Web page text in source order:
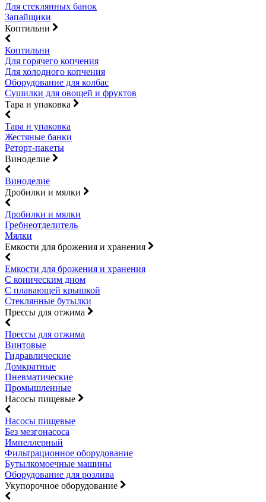
Для стеклянных банок
Запайщики
Коптильни
Коптильни
Для горячего копчения
Для холодного копчения
Оборудование для колбас
Сушилки для овощей и фруктов
Тара и упаковка
Тара и упаковка
Жестяные банки
Реторт-пакеты
Виноделие
Виноделие
Дробилки и мялки
Дробилки и мялки
Гребнеотделитель
Мялки
Емкости для брожения и хранения
Емкости для брожения и хранения
С коническим дном
С плавающей крышкой
Стеклянные бутылки
Прессы для отжима
Прессы для отжима
Винтовые
Гидравлические
Домкратные
Пневматические
Промышленные
Насосы пищевые
Насосы пищевые
Без мезгонасоса
Импеллерный
Фильтрационное оборудование
Бутылкомоечные машины
Оборудование для розлива
Укупорочное оборудование